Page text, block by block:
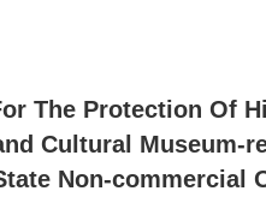
The Protection Of
Cultural Museum-
Non-commercial